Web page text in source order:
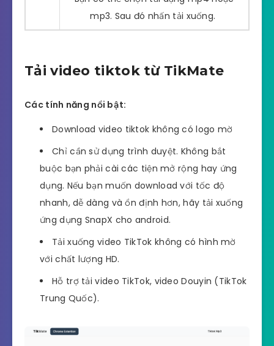
mp3. Sau đó nhấn tải xuống.
Tải video tiktok từ TikMate
Các tính năng nổi bật:
Download video tiktok không có logo mờ
Chỉ cần sử dụng trình duyệt. Không bắt
buộc bạn phải cài các tiện mở rộng hay ứng
dụng. Nếu bạn muốn download với tốc độ
nhanh, dễ dàng và ổn định hơn, hãy tải xuống
ứng dụng SnapX cho android.
Tải xuống video TikTok không có hình mờ
với chất lượng HD.
Hỗ trợ tải video TikTok, video Douyin (TikTok
Trung Quốc).